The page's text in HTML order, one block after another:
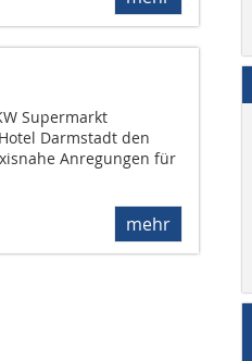
Supermarkt
Darmstadt den
Anregungen für
mehr